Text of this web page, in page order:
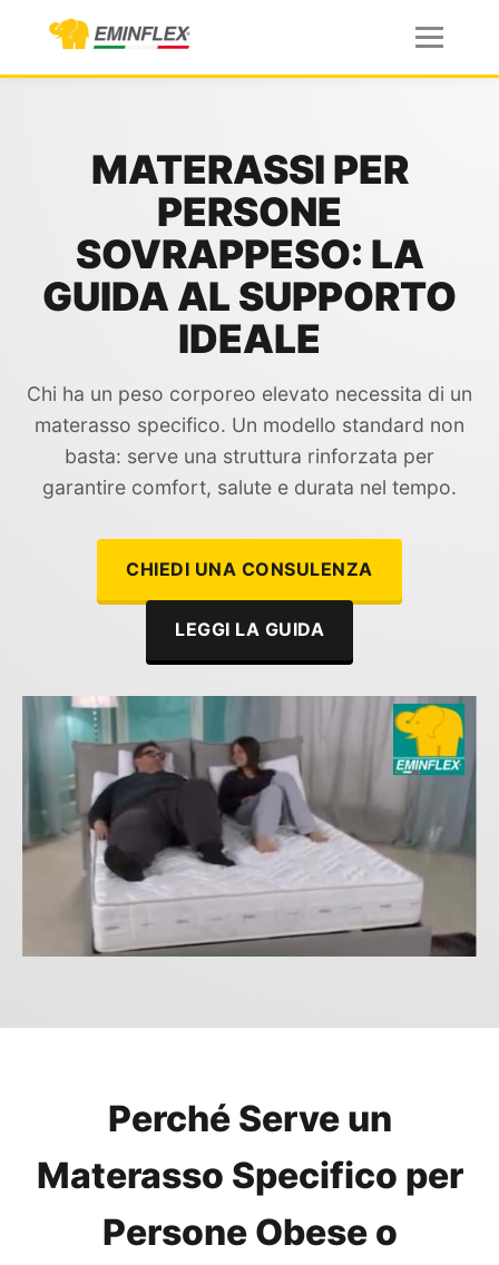
MATERASSI PER
PERSONE
SOVRAPPESO: LA
GUIDA AL SUPPORTO
IDEALE
Chi ha un peso corporeo elevato necessita di un
materasso specifico. Un modello standard non
basta: serve una struttura rinforzata per
garantire comfort, salute e durata nel tempo.
CHIEDI UNA CONSULENZA
LEGGI LA GUIDA
Perché Serve un
Materasso Specifico per
Persone Obese o